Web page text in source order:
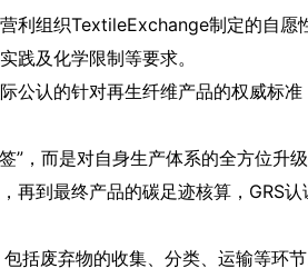
利组织TextileExchange制定的自愿
践及化学限制等要求。
公认的针对再生纤维产品的权威标准
”，而是对自身生产体系的全方位
再到最终产品的碳足迹核算，GRS认
括废弃物的收集、分类、运输等环